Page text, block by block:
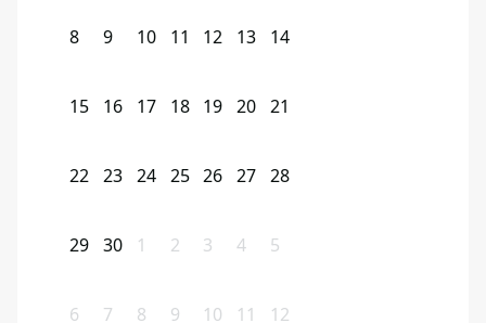
8 9 10 11 12 13 14
15 16 17 18 19 20 21
22 23 24 25 26 27 28
29 30 1 2 3 4 5
6 7 8 9 10 11 12